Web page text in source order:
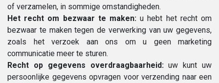
of verzamelen, in sommige omstandigheden.
Het recht om bezwaar te maken: u hebt het recht om
bezwaar te maken tegen de verwerking van uw gegevens,
zoals het verzoek aan ons om u geen marketing
communicatie meer te sturen.
Recht op gegevens overdraagbaarheid:uw kunt uw
persoonlijke gegevens opvragen voor verzending naar een